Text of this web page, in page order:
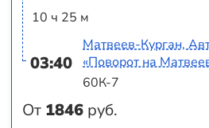
10 ч 25 м
03:40
От 1846 руб.
Матвеев-Курган,
«Поворот на
60К-7